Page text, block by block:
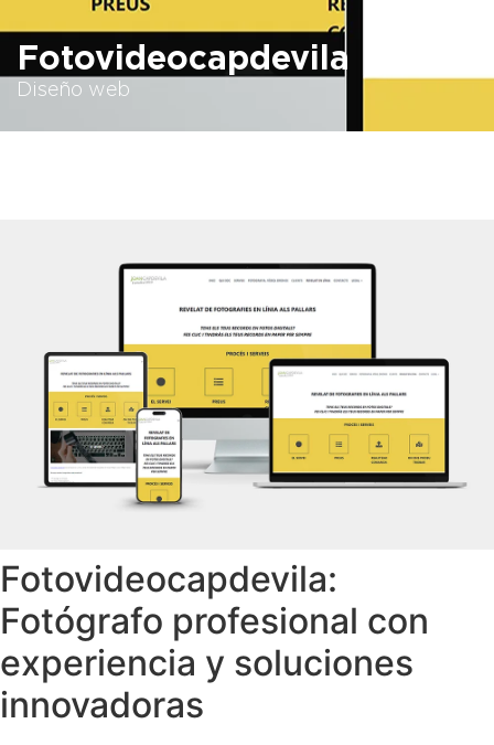
Fotovideocapdevila
Diseño web
Fotovideocapdevila:
Fotógrafo profesional con
experiencia y soluciones
innovadoras